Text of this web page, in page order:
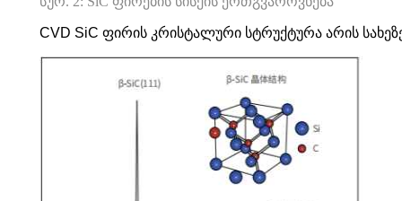
CVD SiC ფირის კრისტალური სტრუქტურა არის